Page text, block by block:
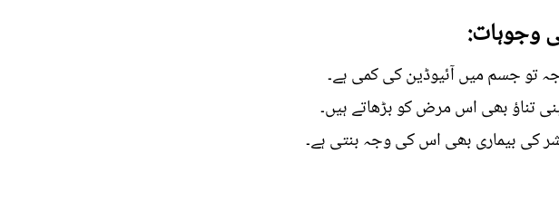
وجوہات:
تو جسم میں آئیوڈین کی کمی ہے۔
تناؤ بھی اس مرض کو بڑھاتے ہیں۔
کی بیماری بھی اس کی وجہ بنتی ہے۔